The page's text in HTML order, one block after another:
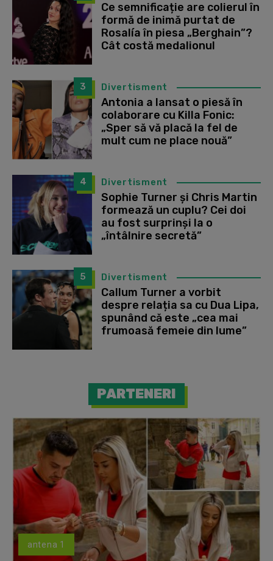
Ce semnificație are colierul în
formă de inimă purtat de
Rosalía în piesa „Berghain”?
Cât costă medalionul
3 Divertisment
Antonia a lansat o piesă în
colaborare cu Killa Fonic:
„Sper să vă placă la fel de
mult cum ne place nouă”
4 Divertisment
Sophie Turner și Chris Martin
formează un cuplu? Cei doi
au fost surprinși la o
„întâlnire secretă”
5 Divertisment
Callum Turner a vorbit
despre relația sa cu Dua Lipa,
spunând că este „cea mai
frumoasă femeie din lume”
PARTENERI
antena 1